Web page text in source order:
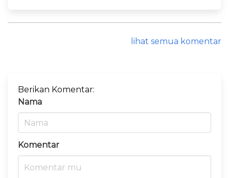
lihat semua komentar
Berikan Komentar:
Nama
Komentar